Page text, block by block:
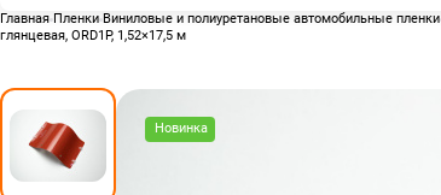
Главная Пленки Виниловые и полиуретановые автомобильные пленки
глянцевая, ORD1P, 1,52×17,5 м
Новинка